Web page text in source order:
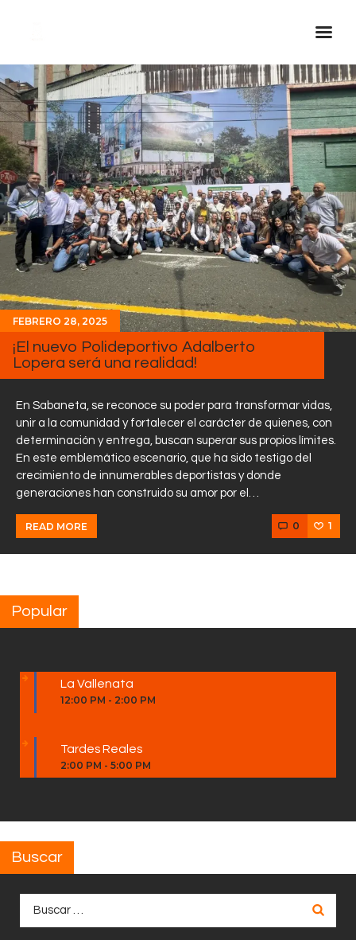
Inicio Real FM
Streaming
En Vivo
Descarga La APP
Programas
Noticias
Equipo
Sobre Nosotros
Contactos
FEBRERO 28, 2025
¡El nuevo Polideportivo Adalberto
Lopera será una realidad!
En Sabaneta, se reconoce su poder para transformar vidas,
unir a la comunidad y fortalecer el carácter de quienes, con
determinación y entrega, buscan superar sus propios límites.
En este emblemático escenario, que ha sido testigo del
crecimiento de innumerables deportistas y donde
generaciones han construido su amor por el…
READ MORE 0 1
Popular
La Vallenata
12:00 PM - 2:00 PM
Tardes Reales
2:00 PM - 5:00 PM
Buscar